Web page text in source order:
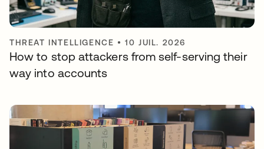
THREAT INTELLIGENCE •10 JUIL. 2026
How to stop attackers from self-serving their
way into accounts